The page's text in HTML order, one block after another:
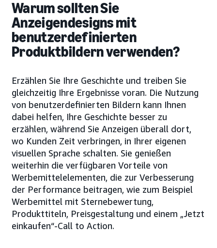
Warum sollten Sie
Anzeigendesigns mit
benutzerdefinierten
Produktbildern verwenden?
Erzählen Sie Ihre Geschichte und treiben Sie
gleichzeitig Ihre Ergebnisse voran. Die Nutzung
von benutzerdefinierten Bildern kann Ihnen
dabei helfen, Ihre Geschichte besser zu
erzählen, während Sie Anzeigen überall dort,
wo Kunden Zeit verbringen, in Ihrer eigenen
visuellen Sprache schalten. Sie genießen
weiterhin die verfügbaren Vorteile von
Werbemittelelementen, die zur Verbesserung
der Performance beitragen, wie zum Beispiel
Werbemittel mit Sternebewertung,
Produkttiteln, Preisgestaltung und einem „Jetzt
einkaufen“-Call to Action.